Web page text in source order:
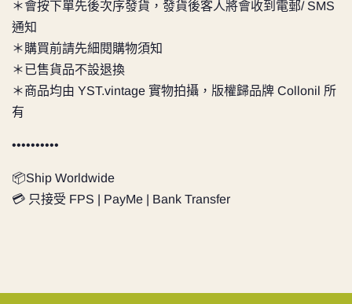
＊會按下單先後次序發貨，發貨後客人將會收到電郵/ SMS
通知
＊購買前請先細閱購物須知
＊已售貨品不設退換
＊商品均由 YST.vintage 實物拍攝，版權歸品牌 Collonil 所
有
••••••••••
📦Ship Worldwide
💳 只接受 FPS | PayMe | Bank Transfer